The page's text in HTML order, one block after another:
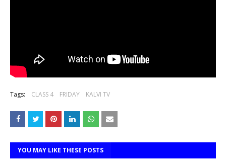
Tags: CLASS 4 FRIDAY KALVI TV
YOU MAY LIKE THESE POSTS